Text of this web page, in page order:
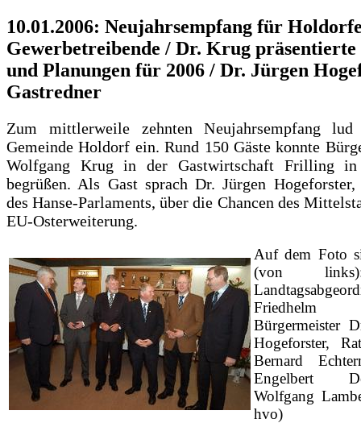
10.01.2006: Neujahrsempfang für
Gewerbetreibende / Dr. Krug präsentierte
und Planungen für 2006 / Dr. Jürgen
Gastredner
Zum mittlerweile zehnten Neujahrsempfang
Gemeinde Holdorf ein. Rund 150 Gäste konnte
Wolfgang Krug in der Gastwirtschaft Frilling in
begrüßen. Als Gast sprach Dr. Jürgen Hogeforster,
des Hanse-Parlaments, über die Chancen des
EU-Osterweiterung.
Auf dem Foto
(von
Friedhelm
Bürgermeister
Hogeforster,
Bernard
Engelbert
Wolfgang
hvo)